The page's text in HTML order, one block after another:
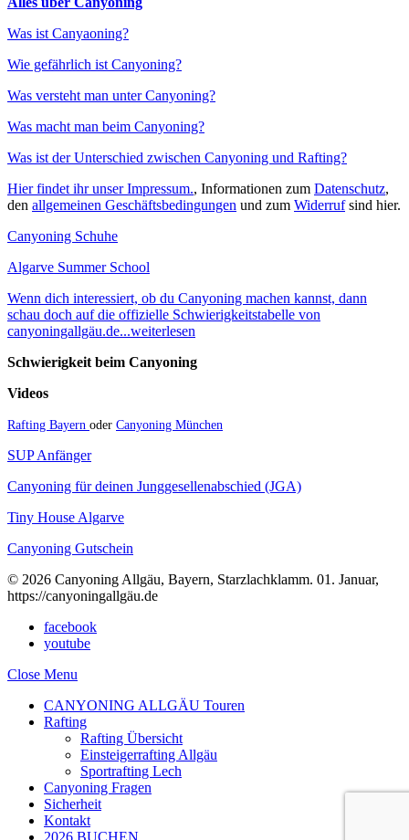
Was ist Canyaoning?
Wie gefährlich ist Canyoning?
Was versteht man unter Canyoning?
Was macht man beim Canyoning?
Was ist der Unterschied zwischen Canyoning und Rafting?
Hier findet ihr unser Impressum., Informationen zum Datenschutz,
den allgemeinen Geschäftsbedingungen und zum Widerrufsind hier.
Canyoning Schuhe
Algarve Summer School
Wenn dich interessiert, ob du Canyoning machen kannst, dann
schau doch auf die offizielle Schwierigkeitstabelle von
canyoningallgäu.de...weiterlesen
Schwierigkeit beim Canyoning
Videos
Rafting Bayern oder Canyoning München
SUP Anfänger
Canyoning für deinen Junggesellenabschied (JGA)
Tiny House Algarve
Canyoning Gutschein
© 2026 Canyoning Allgäu, Bayern, Starzlachklamm. 01. Januar,
https://canyoningallgäu.de
facebook
youtube
Close Menu
CANYONING ALLGÄU Touren
Rafting
Rafting Übersicht
Einsteigerrafting Allgäu
Sportrafting Lech
Canyoning Fragen
Sicherheit
Kontakt
2026 BUCHEN